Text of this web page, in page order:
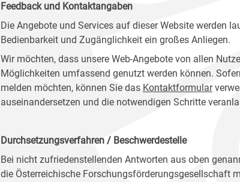
Feedback und Kontaktangaben
Die Angebote und Services auf dieser Website werden
Bedienbarkeit und Zugänglichkeit ein großes Anliegen.
Wir möchten, dass unsere Web-Angebote von allen
Möglichkeiten umfassend genutzt werden können.
melden möchten, können Sie das Kontaktformular
auseinandersetzen und die notwendigen Schritte
Durchsetzungsverfahren / Beschwerdestelle
Bei nicht zufriedenstellenden Antworten aus oben
die Österreichische Forschungsförderungsgesellschaft